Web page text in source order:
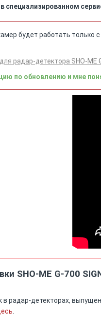
специализированном
будет работать только
радар-детектора SHO-ME
по обновлению и мне
SHO-ME G-700
радар-детекторах,
.